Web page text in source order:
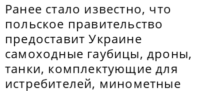
Ранее стало известно, что
польское правительство
предоставит Украине
самоходные гаубицы, дроны,
танки, комплектующие для
истребителей, минометные